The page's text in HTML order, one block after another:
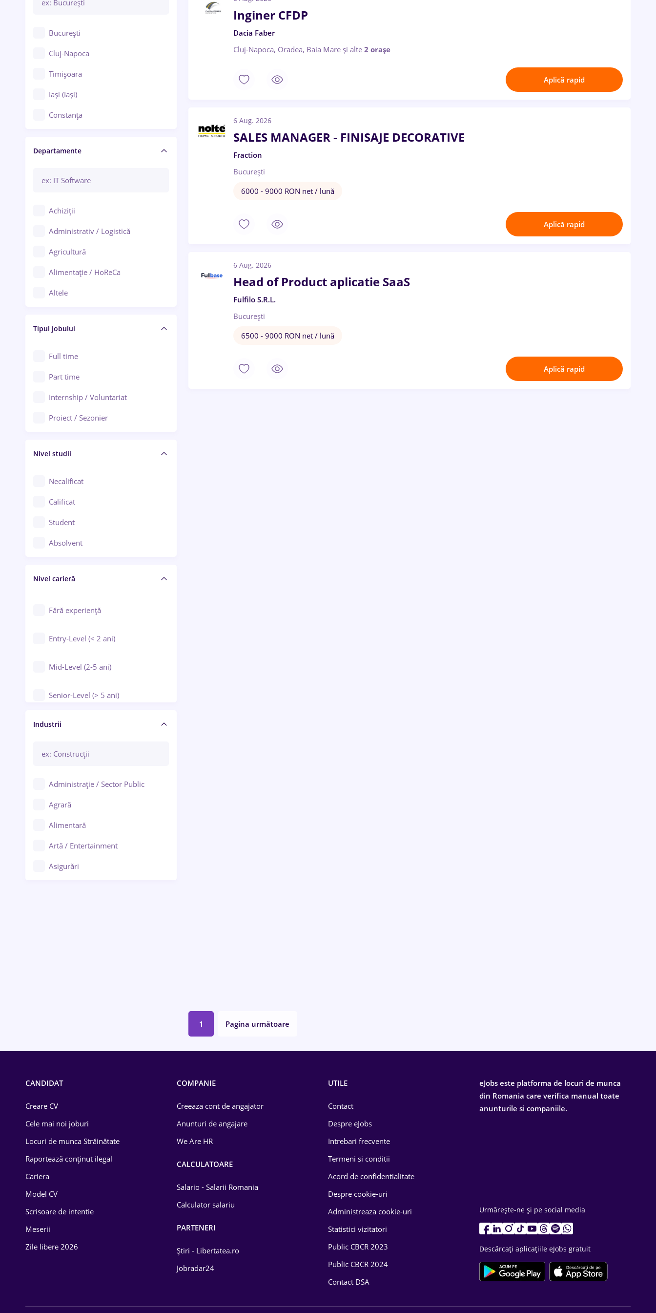
București
Cluj-Napoca
Timișoara
Iași (Iași)
Constanța
Brașov
Bacău
Galați (Galați)
Ploiești
Arad
Baia Mare
Bârlad
Bistrița (Bistrița-Năsăud)
Departamente
Achiziții
Administrativ / Logistică
Agricultură
Alimentație / HoReCa
Altele
Asigurări
Au pair / Babysitter / Curățenie
Audit / Consultanță
Auto / Echipamente
Automatizări
Cercetare - dezvoltare
Chimie / Biochimie
Confecții / Design vestimentar
Construcții / Instalații
Controlul calității
Educație / Training / Arte
Tipul jobului
Full time
Part time
Internship / Voluntariat
Proiect / Sezonier
Nivel studii
Necalificat
Calificat
Student
Absolvent
Nivel carieră
Fără experiență
Entry-Level (< 2 ani)
Mid-Level (2-5 ani)
Senior-Level (> 5 ani)
Manager / Executiv
Industrii
Administrație / Sector Public
Agrară
Alimentară
Artă / Entertainment
Asigurări
Farma
Media / Internet
Inginer CFDP
Dacia Faber
Cluj-Napoca, Oradea, Baia Mare și alte 2 orașe
Aplică rapid
6 Aug. 2026
SALES MANAGER - FINISAJE DECORATIVE
Fraction
București
6000 - 9000 RON net / lună
Aplică rapid
6 Aug. 2026
Head of Product aplicatie SaaS
Fulfilo S.R.L.
București
6500 - 9000 RON net / lună
Aplică rapid
1 Pagina următoare
CANDIDAT
Creare CV
Cele mai noi joburi
Locuri de munca Străinătate
Raportează conținut ilegal
Cariera
Model CV
Scrisoare de intentie
Meserii
Zile libere 2026
COMPANIE
Creeaza cont de angajator
Anunturi de angajare
We Are HR
CALCULATOARE
Salario - Salarii Romania
Calculator salariu
PARTENERI
Știri - Libertatea.ro
Jobradar24
UTILE
Contact
Despre eJobs
Intrebari frecvente
Termeni si conditii
Acord de confidentialitate
Despre cookie-uri
Administreaza cookie-uri
Statistici vizitatori
Public CBCR 2023
Public CBCR 2024
Contact DSA
eJobs este platforma de locuri de munca
din Romania care verifica manual toate
anunturile si companiile.
Urmărește-ne și pe social media
Descărcați aplicațiile eJobs gratuit